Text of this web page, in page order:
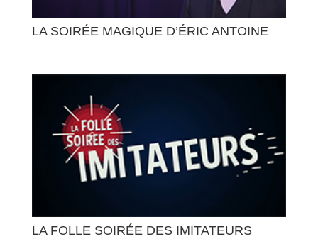
LA SOIRÉE MAGIQUE D’ÉRIC ANTOINE
LA FOLLE SOIRÉE DES IMITATEURS